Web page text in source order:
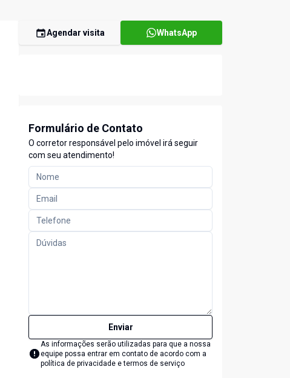
Agendar visita WhatsApp
Formulário de Contato
O corretor responsável pelo imóvel irá seguir
com seu atendimento!
Enviar
As informações serão utilizadas para que a nossa
equipe possa entrar em contato de acordo com a
política de privacidade e termos de serviço